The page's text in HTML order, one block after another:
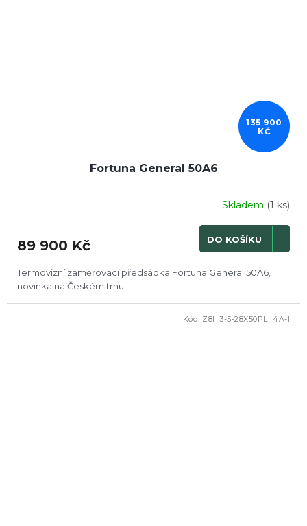
135 900
KČ
Fortuna General 50A6
Skladem (1 ks)
89 900 Kč DO KOŠÍKU
Termovizní zaměřovací předsádka Fortuna General 50A6,
novinka na Českém trhu!
Kód: Z8I_3-5-28X50PL_4A-I